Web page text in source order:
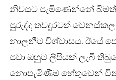
නිවසට පැමිණෙන්නේ
පුරුද්ද තවදුරටත්
නාලනීට විශ්වාසය. ඊයේ
පවා ඔහුට ලිපියක් ලැබී
නොපැමිණීම හේතුවෙන්